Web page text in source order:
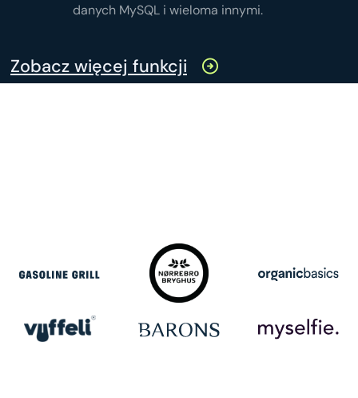
danych MySQL i wieloma innymi.
Zobacz więcej funkcji